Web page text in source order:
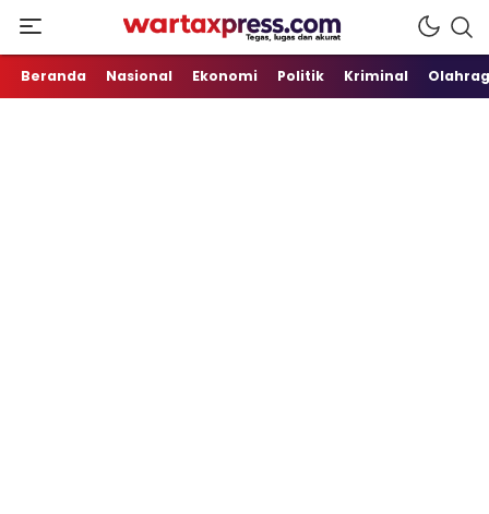
WartaXpress
Tegas, Lugas dan Akurat
Beranda Nasional Ekonomi Politik Kriminal